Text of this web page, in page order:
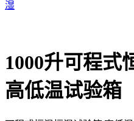
湿
1000升可程式
高低温试验箱